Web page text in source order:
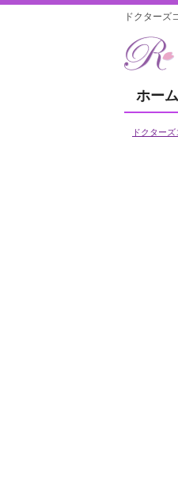
ドクターズ
ホーム
ドクター